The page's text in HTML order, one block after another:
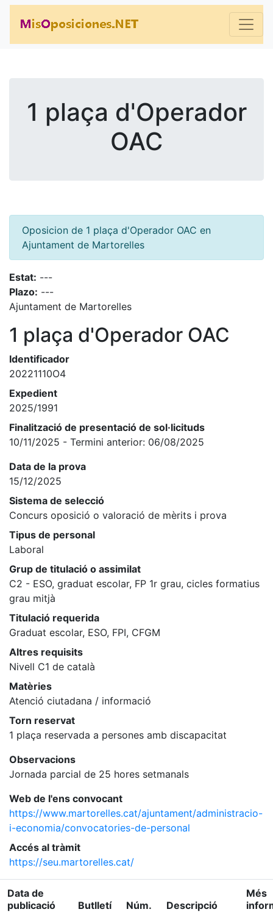
1 plaça d'Operador
OAC
Oposicion de 1 plaça d'Operador OAC en
Ajuntament de Martorelles
Estat: ---
Plazo: ---
Ajuntament de Martorelles
1 plaça d'Operador OAC
Identificador
20221110O4
Expedient
2025/1991
Finalització de presentació de sol·licituds
10/11/2025 - Termini anterior: 06/08/2025
Data de la prova
15/12/2025
Sistema de selecció
Concurs oposició o valoració de mèrits i prova
Tipus de personal
Laboral
Grup de titulació o assimilat
C2 - ESO, graduat escolar, FP 1r grau, cicles formatius
grau mitjà
Titulació requerida
Graduat escolar, ESO, FPI, CFGM
Altres requisits
Nivell C1 de català
Matèries
Atenció ciutadana / informació
Torn reservat
1 plaça reservada a persones amb discapacitat
Observacions
Jornada parcial de 25 hores setmanals
Web de l'ens convocant
https://www.martorelles.cat/ajuntament/administracio-
i-economia/convocatories-de-personal
Accés al tràmit
https://seu.martorelles.cat/
Data de
publicació
Butlletí Núm. Descripció
Més